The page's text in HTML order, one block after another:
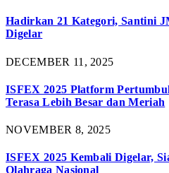
Hadirkan 21 Kategori, Santini
Digelar
DECEMBER 11, 2025
ISFEX 2025 Platform
Terasa Lebih Besar dan Meriah
NOVEMBER 8, 2025
ISFEX 2025 Kembali Digelar,
Olahraga Nasional